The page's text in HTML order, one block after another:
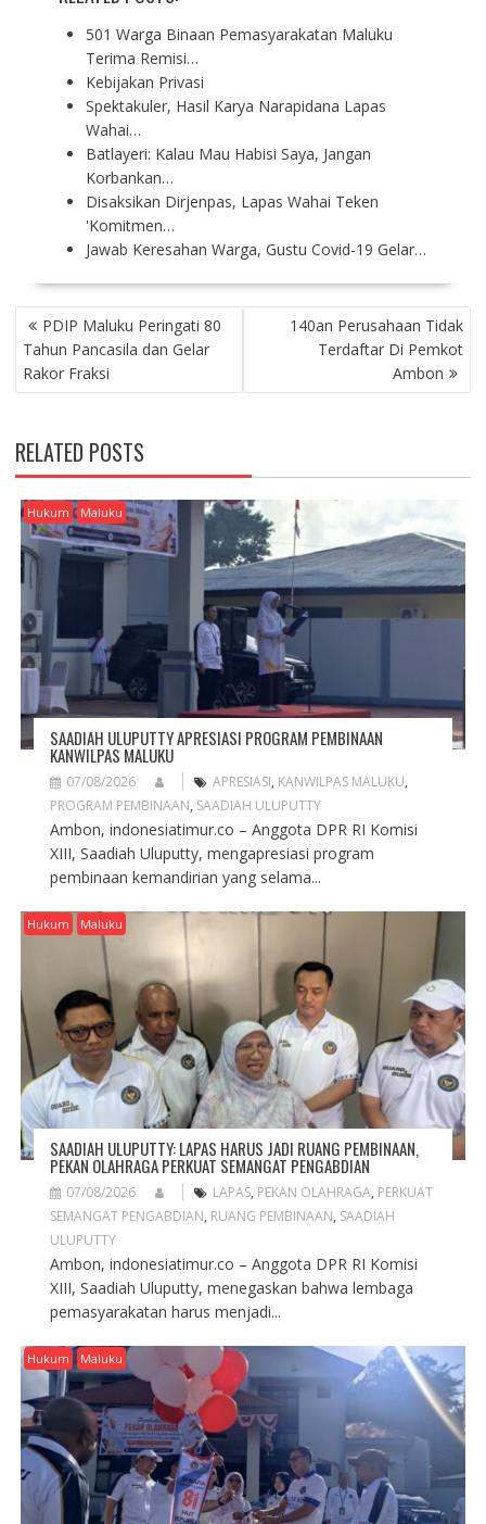
501 Warga Binaan Pemasyarakatan Maluku
Terima Remisi…
Kebijakan Privasi
Spektakuler, Hasil Karya Narapidana Lapas
Wahai…
Batlayeri: Kalau Mau Habisi Saya, Jangan
Korbankan…
Disaksikan Dirjenpas, Lapas Wahai Teken
'Komitmen…
Jawab Keresahan Warga, Gustu Covid-19 Gelar…
P
O
S
T
A
V
I
G
A
T
O
N
PDIP Maluku Peringati 80
Tahun Pancasila dan Gelar
Rakor Fraksi
140an Perusahaan Tidak
Terdaftar Di Pemkot
Ambon
RELATED POSTS
Hukum Maluku
SAADIAH ULUPUTTY APRESIASI PROGRAM PEMBINAAN
KANWILPAS MALUKU
07/08/2026 APRESIASI, KANWILPAS MALUKU,
PROGRAM PEMBINAAN, SAADIAH ULUPUTTY
Ambon, indonesiatimur.co – Anggota DPR RI Komisi
XIII, Saadiah Uluputty, mengapresiasi program
pembinaan kemandirian yang selama...
Hukum Maluku
SAADIAH ULUPUTTY: LAPAS HARUS JADI RUANG PEMBINAAN,
PEKAN OLAHRAGA PERKUAT SEMANGAT PENGABDIAN
07/08/2026 LAPAS, PEKAN OLAHRAGA, PERKUAT
SEMANGAT PENGABDIAN, RUANG PEMBINAAN, SAADIAH
ULUPUTTY
Ambon, indonesiatimur.co – Anggota DPR RI Komisi
XIII, Saadiah Uluputty, menegaskan bahwa lembaga
pemasyarakatan harus menjadi...
Hukum Maluku